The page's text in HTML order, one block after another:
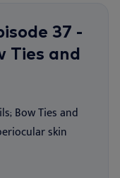
37 -
Ties and
Bow Ties and
skin